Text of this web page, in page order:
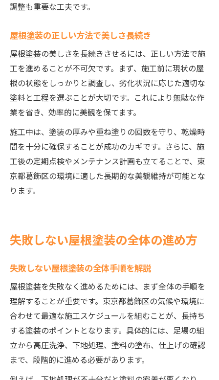
調整も重要な工夫です。
屋根塗装の正しい方法で美しさ長続き
屋根塗装の美しさを長続きさせるには、正しい方法で施
工を進めることが不可欠です。まず、施工前に現状の屋
根の状態をしっかりと調査し、劣化状況に応じた適切な
塗料と工程を選ぶことが大切です。これにより無駄な作
業を省き、効率的に美観を保てます。
施工中は、塗装の厚みや重ね塗りの回数を守り、乾燥時
間を十分に確保することが成功のカギです。さらに、施
工後の定期点検やメンテナンス計画も立てることで、東
京都葛飾区の環境に適した長期的な美観維持が可能とな
ります。
失敗しない屋根塗装の全体の進め方
失敗しない屋根塗装の全体手順を解説
屋根塗装を失敗なく進めるためには、まず全体の手順を
理解することが重要です。東京都葛飾区の気候や環境に
合わせて最適な施工スケジュールを組むことが、長持ち
する塗装のポイントとなります。具体的には、足場の組
立から高圧洗浄、下地処理、塗料の塗布、仕上げの確認
まで、段階的に進める必要があります。